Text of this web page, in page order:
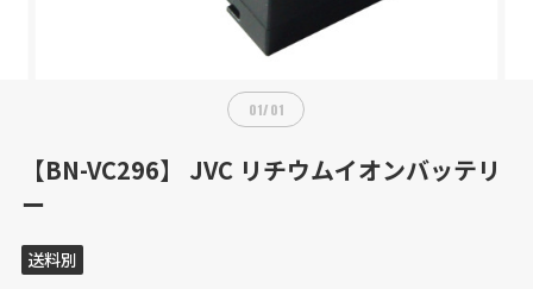
01/01
【BN-VC296】 JVC リチウムイオンバッテリ
ー
送料別